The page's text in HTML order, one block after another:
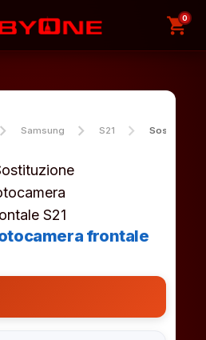
shopping_cart
0
Samsung S21
frontale